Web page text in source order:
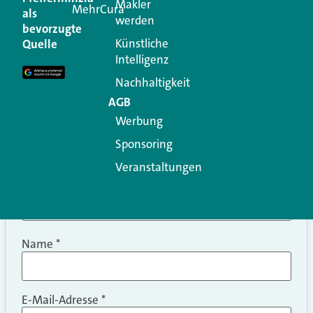
Ihre E-Mail-Adresse wird nicht veröffentlicht.
Erforderliche Felder sind mit
Kommentar
Name *
E-Mail-Adresse *
als
bevorzugte
Quelle
MehrCuraMakler
werden
Künstliche
Intelligenz
Nachhaltigkeit
AGB
Werbung
Sponsoring
Veranstaltungen